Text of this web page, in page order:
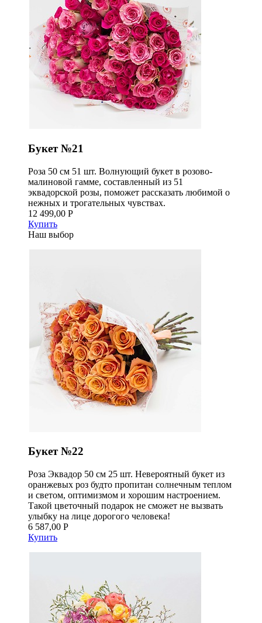
Букет №21
Роза 50 см 51 шт. Волнующий букет в розово-
малиновой гамме, составленный из 51
эквадорской розы, поможет рассказать любимой о
нежных и трогательных чувствах.
12 499,00 Р
Купить
Наш выбор
Букет №22
Роза Эквадор 50 см 25 шт. Невероятный букет из
оранжевых роз будто пропитан солнечным теплом
и светом, оптимизмом и хорошим настроением.
Такой цветочный подарок не сможет не вызвать
улыбку на лице дорогого человека!
6 587,00 Р
Купить